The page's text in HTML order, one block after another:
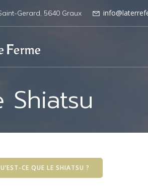
Gerard, 5640 Graux
Shiatsu
CE QUE LE SHIATSU ?